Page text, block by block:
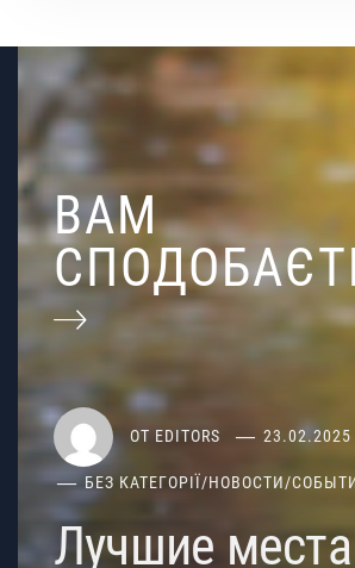
ВАМ
ОТ EDITORS 23.02.2025
БЕЗ КАТЕГОРІЇ/НОВОСТИ/
Лучшие